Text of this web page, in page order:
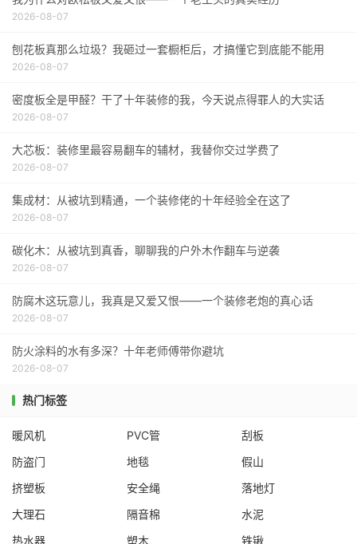
2026-08-07
刨花板真那么垃圾？我砸过一套橱柜后，才搞懂它到底能不能用
2026-08-07
密度板全是甲醛？干了十年装修的我，今天说点得罪人的大实话
2026-08-07
大芯板：装修里最容易翻车的辅材，我替你交过学费了
2026-08-07
集成材：从被坑到精通，一个装修佬的十年经验全在这了
2026-08-07
碳化木：从被坑到真香，聊聊我的户外木作翻车与逆袭
2026-08-07
防腐木这玩意儿，我真是又爱又恨——一个装修老炮的真心话
2026-08-07
防火涂料的水有多深？十年老师傅带你避坑
2026-08-07
热门标签
暖风机 PVC管
刮板
防盗门
地毯
假山
挤塑板
安全绳
落地灯
大理石
隔音棉
水泥
热水器
塑木 铁锹